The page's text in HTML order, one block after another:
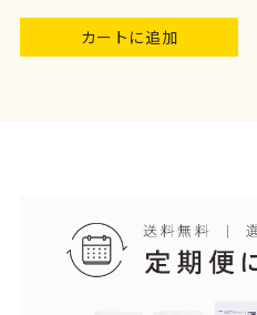
カートに追加